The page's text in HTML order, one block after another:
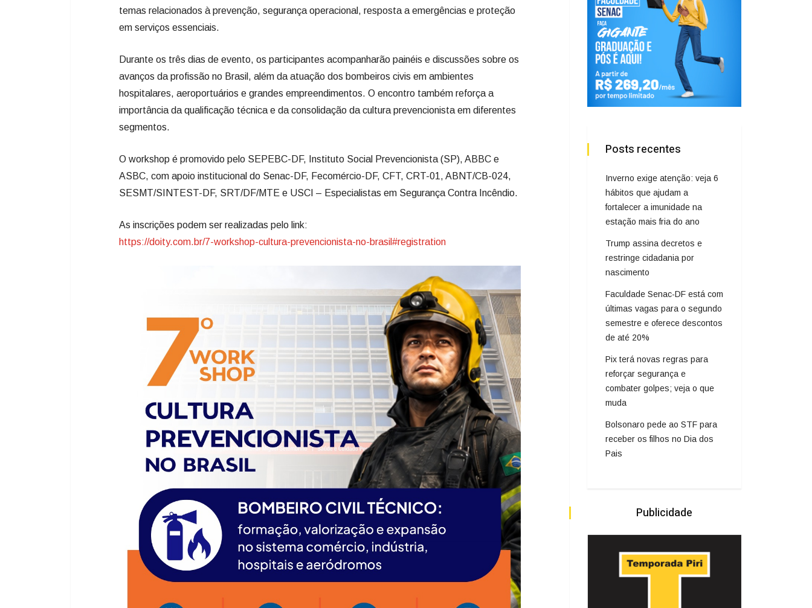
temas relacionados à prevenção, segurança operacional, resposta a emergências e proteção
em serviços essenciais.
Durante os três dias de evento, os participantes acompanharão painéis e discussões sobre os
avanços da profissão no Brasil, além da atuação dos bombeiros civis em ambientes
hospitalares, aeroportuários e grandes empreendimentos. O encontro também reforça a
importância da qualificação técnica e da consolidação da cultura prevencionista em diferentes
segmentos.
O workshop é promovido pelo SEPEBC-DF, Instituto Social Prevencionista (SP), ABBC e
ASBC, com apoio institucional do Senac-DF, Fecomércio-DF, CFT, CRT-01, ABNT/CB-024,
SESMT/SINTEST-DF, SRT/DF/MTE e USCI – Especialistas em Segurança Contra Incêndio.
As inscrições podem ser realizadas pelo link:
https://doity.com.br/7-workshop-cultura-prevencionista-no-brasil#registration
Posts recentes
Inverno exige atenção: veja 6
hábitos que ajudam a
fortalecer a imunidade na
estação mais fria do ano
Trump assina decretos e
restringe cidadania por
nascimento
Faculdade Senac-DF está com
últimas vagas para o segundo
semestre e oferece descontos
de até 20%
Pix terá novas regras para
reforçar segurança e
combater golpes; veja o que
muda
Bolsonaro pede ao STF para
receber os filhos no Dia dos
Pais
Publicidade